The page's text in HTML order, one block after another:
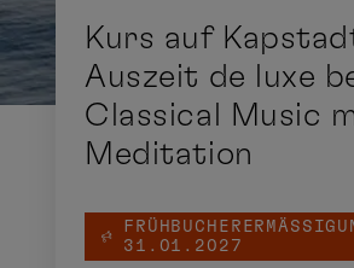
Kurs auf
Auszeit de luxe
Classical Music
Meditation
1.01.2027